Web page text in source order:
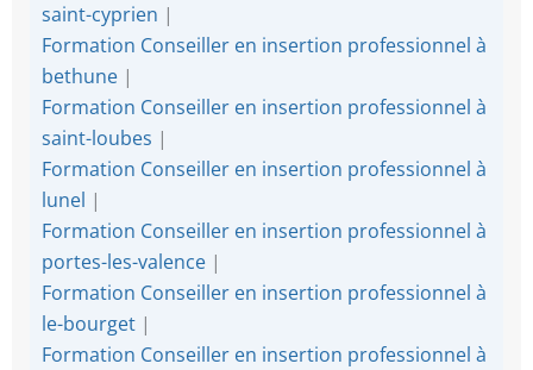
saint-cyprien |
Formation Conseiller en insertion professionnel à
bethune |
Formation Conseiller en insertion professionnel à
saint-loubes |
Formation Conseiller en insertion professionnel à
lunel |
Formation Conseiller en insertion professionnel à
portes-les-valence |
Formation Conseiller en insertion professionnel à
le-bourget |
Formation Conseiller en insertion professionnel à